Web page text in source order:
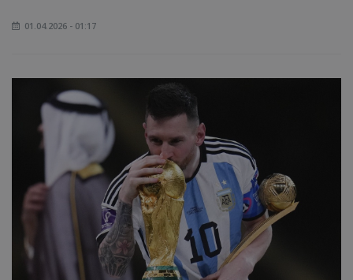
01.04.2026 - 01:17